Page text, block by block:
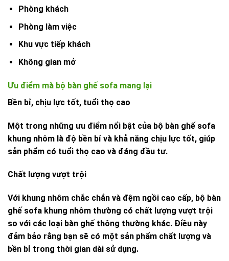
Phòng khách
Phòng làm việc
Khu vực tiếp khách
Không gian mở
Ưu điểm mà bộ bàn ghế sofa mang lại
Bền bỉ, chịu lực tốt, tuổi thọ cao
Một trong những ưu điểm nổi bật của bộ bàn ghế sofa
khung nhôm là độ bền bỉ và khả năng chịu lực tốt, giúp
sản phẩm có tuổi thọ cao và đáng đầu tư.
Chất lượng vượt trội
Với khung nhôm chắc chắn và đệm ngồi cao cấp, bộ bàn
ghế sofa khung nhôm thường có chất lượng vượt trội
so với các loại bàn ghế thông thường khác. Điều này
đảm bảo rằng bạn sẽ có một sản phẩm chất lượng và
bền bỉ trong thời gian dài sử dụng.